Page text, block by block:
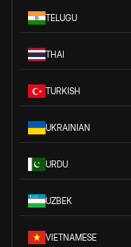
TELUGU
THAI
TURKISH
UKRAINIAN
URDU
UZBEK
VIETNAMESE